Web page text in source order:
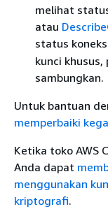
melihat
atau
status
kunci khusus,
sambungkan.
Untuk bantuan
memperbaiki
Ketika toko AWS
Anda dapat
menggunakan
kriptografi.